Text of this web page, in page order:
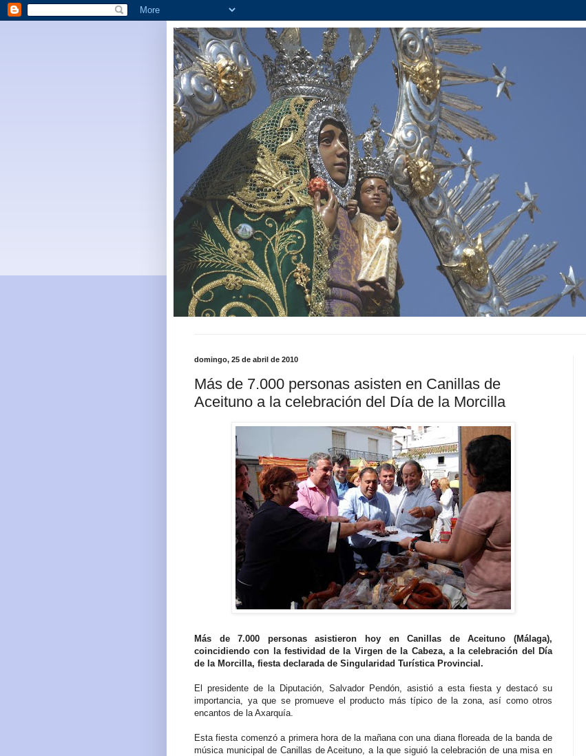
domingo, 25 de abril de 2010
Más de 7.000 personas asisten en Canillas de
Aceituno a la celebración del Día de la Morcilla
Más de 7.000 personas asistieron hoy en Canillas de Aceituno (Málaga),
coincidiendo con la festividad de la Virgen de la Cabeza, a la celebración del Día
de la Morcilla, fiesta declarada de Singularidad Turística Provincial.
El presidente de la Diputación, Salvador Pendón, asistió a esta fiesta y destacó su
importancia, ya que se promueve el producto más típico de la zona, así como otros
encantos de la Axarquía.
Esta fiesta comenzó a primera hora de la mañana con una diana floreada de la banda de
música municipal de Canillas de Aceituno, a la que siguió la celebración de una misa en